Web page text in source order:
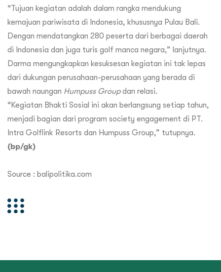
“Tujuan kegiatan adalah dalam rangka mendukung
kemajuan pariwisata di Indonesia, khususnya Pulau Bali.
Dengan mendatangkan 280 peserta dari berbagai daerah
di Indonesia dan juga turis golf manca negara,” lanjutnya.
Darma mengungkapkan kesuksesan kegiatan ini tak lepas
dari dukungan perusahaan-perusahaan yang berada di
bawah naungan Humpuss Groupdan relasi.
“Kegiatan Bhakti Sosial ini akan berlangsung setiap tahun,
menjadi bagian dari program society engagement di PT.
Intra Golflink Resorts dan Humpuss Group,” tutupnya.
(bp/gk)
Source : balipolitika.com